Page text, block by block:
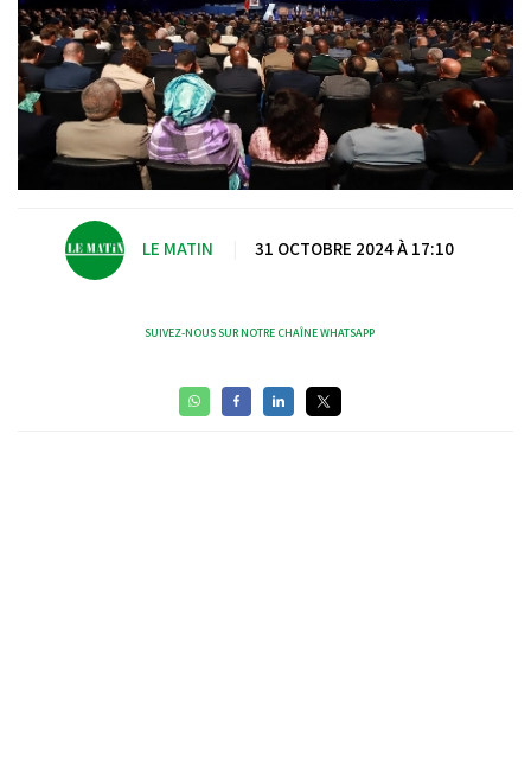
LE MATIN 31 OCTOBRE 2024 À 17:10
SUIVEZ-NOUS SUR NOTRE CHAÎNE WHATSAPP